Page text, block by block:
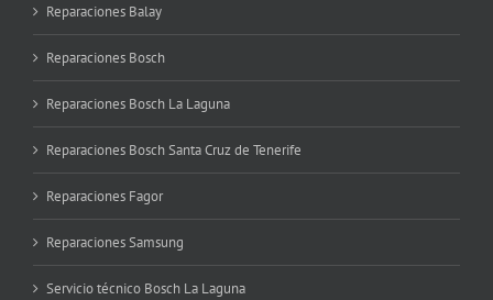
Reparaciones Balay
Reparaciones Bosch
Reparaciones Bosch La Laguna
Reparaciones Bosch Santa Cruz de Tenerife
Reparaciones Fagor
Reparaciones Samsung
Servicio técnico Bosch La Laguna